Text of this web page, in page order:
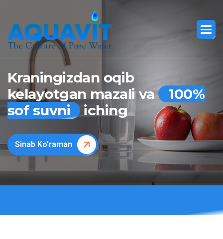
Kraningizdan oqib
kelayotgan mazali va
100%
sof suvni
iching
Sinab Ko'raman